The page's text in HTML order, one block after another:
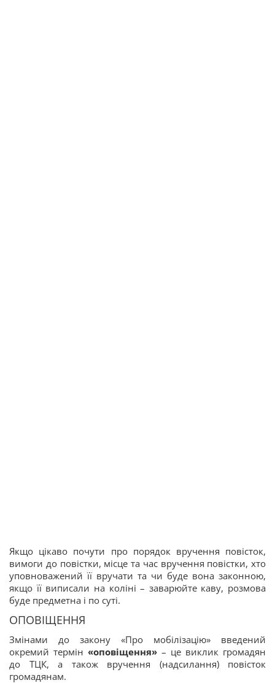
Якщо цікаво почути про порядок вручення повісток,
вимоги до повістки, місце та час вручення повістки, хто
уповноважений її вручати та чи буде вона законною,
якщо її виписали на коліні – заварюйте каву, розмова
буде предметна і по суті.
ОПОВІЩЕННЯ
Змінами до закону «Про мобілізацію» введений
окремий термін «оповіщення» – це виклик громадян
до ТЦК, а також вручення (надсилання) повісток
громадянам.